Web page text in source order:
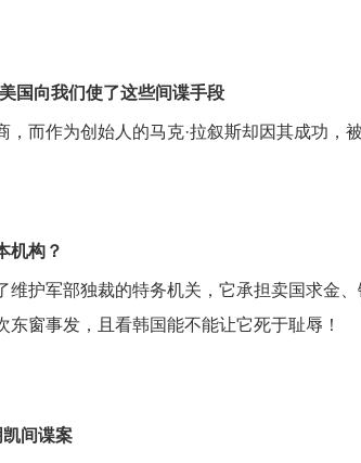
国向我们使了这些间谍手段
而作为创始人的马克·拉叙斯却因其成功，
机构？
维护军部独裁的特务机关，它承担卖国求金
东窗事发，且看韩国能不能让它死于耻辱！
间谍案